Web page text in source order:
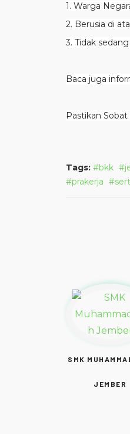
1. Warga
2. Berusia di
3. Tidak
Baca juga
Pastikan
Tags: bkk
prakerja
SMK
JEMBER